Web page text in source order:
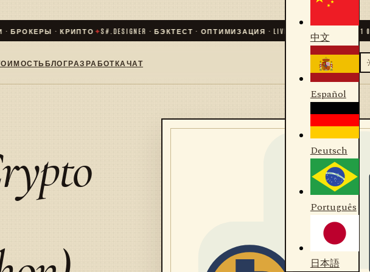
БРОКЕРЫ · КРИПТО✦S#.DESIGNER · БЭКТЕСТ · ОПТИМИЗАЦИЯ · LIVE✦СООБЩЕСТВО 31 000
БЛОГРАЗРАБОТКАЧАТ
中文
Español
Deutsch
Português
日本語